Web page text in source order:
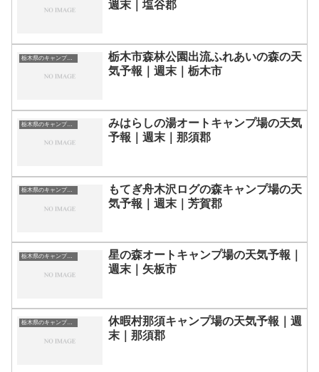
週末｜塩谷郡
栃木県のキャンプ場一覧
栃木市森林公園出流ふれあいの森の天
気予報｜週末｜栃木市
栃木県のキャンプ場一覧
みはらしの湯オートキャンプ場の天気
予報｜週末｜那須郡
栃木県のキャンプ場一覧
もてぎ舟木沢ログの森キャンプ場の天
気予報｜週末｜芳賀郡
栃木県のキャンプ場一覧
星の森オートキャンプ場の天気予報｜
週末｜矢板市
栃木県のキャンプ場一覧
休暇村那須キャンプ場の天気予報｜週
末｜那須郡